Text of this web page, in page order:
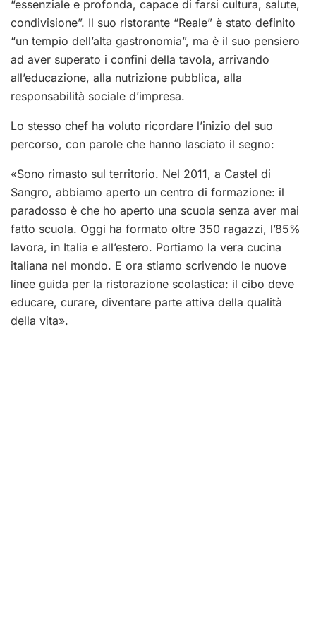
“essenziale e profonda, capace di farsi cultura, salute,
condivisione”. Il suo ristorante “Reale” è stato definito
“un tempio dell’alta gastronomia”, ma è il suo pensiero
ad aver superato i confini della tavola, arrivando
all’educazione, alla nutrizione pubblica, alla
responsabilità sociale d’impresa.
Lo stesso chef ha voluto ricordare l’inizio del suo
percorso, con parole che hanno lasciato il segno:
«Sono rimasto sul territorio. Nel 2011, a Castel di
Sangro, abbiamo aperto un centro di formazione: il
paradosso è che ho aperto una scuola senza aver mai
fatto scuola. Oggi ha formato oltre 350 ragazzi, l’85%
lavora, in Italia e all’estero. Portiamo la vera cucina
italiana nel mondo. E ora stiamo scrivendo le nuove
linee guida per la ristorazione scolastica: il cibo deve
educare, curare, diventare parte attiva della qualità
della vita».